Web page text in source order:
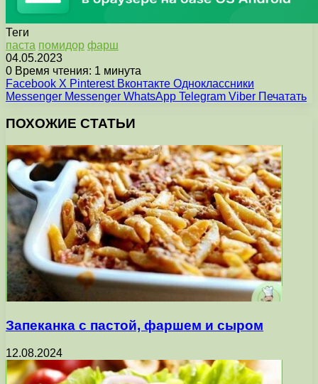
Теги
паста помидор фарш
04.05.2023
0 Время чтения: 1 минута
Facebook X Pinterest Вконтакте Одноклассники
Messenger Messenger WhatsApp Telegram Viber Печатать
ПОХОЖИЕ СТАТЬИ
Запеканка с пастой, фаршем и сыром
12.08.2024